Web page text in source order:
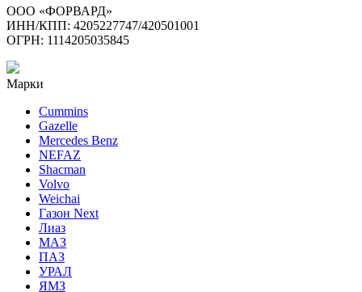
ООО «ФОРВАРД»
ИНН/КПП: 4205227747/420501001
ОГРН: 1114205035845
Марки
Cummins
Gazelle
Mercedes Benz
NEFAZ
Shacman
Volvo
Weichai
Газон Next
Лиаз
МАЗ
ПАЗ
УРАЛ
ЯМЗ